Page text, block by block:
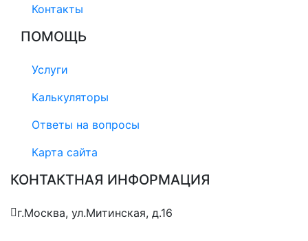
Контакты
ПОМОЩЬ
Услуги
Калькуляторы
Ответы на вопросы
Карта сайта
КОНТАКТНАЯ ИНФОРМАЦИЯ
г.Москва, ул.Митинская, д.16